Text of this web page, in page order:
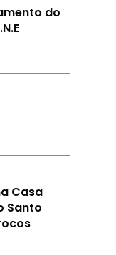
do
Casa
Santo